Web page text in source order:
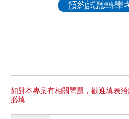
預約試聽轉學
如對本專案有相關問題，歡迎填表
必填